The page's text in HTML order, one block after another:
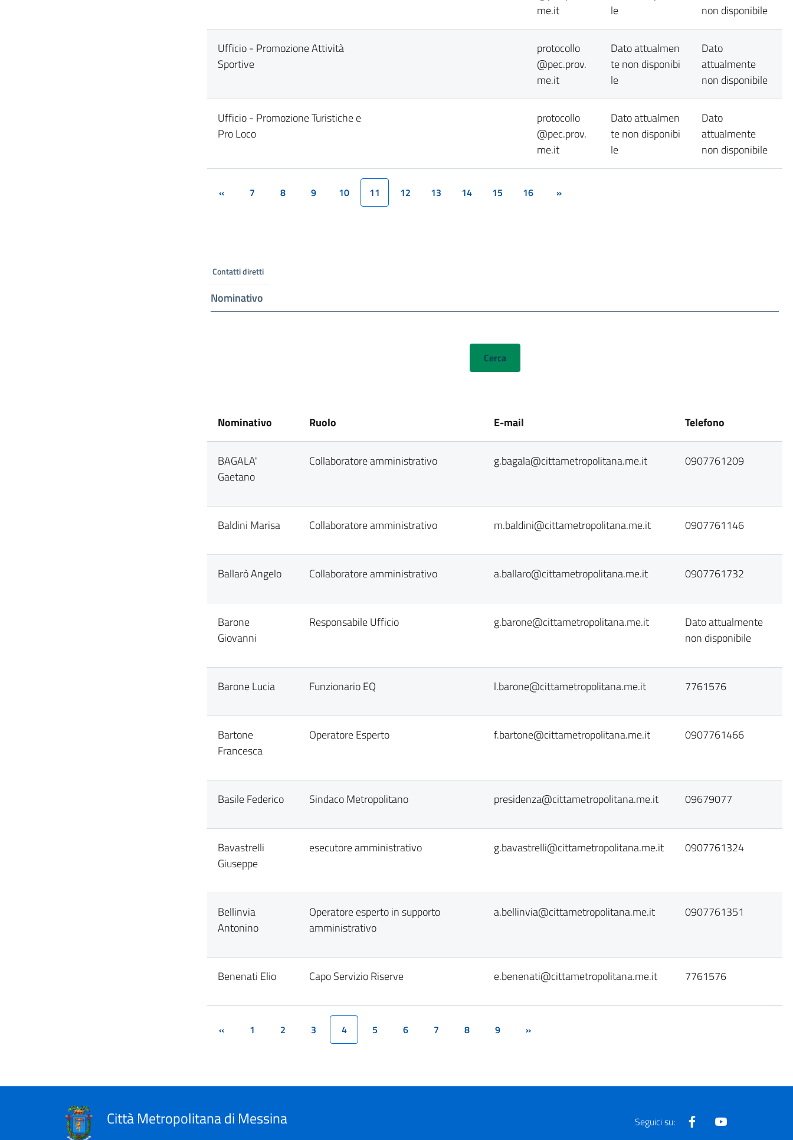
me.it
le
non disponibile
Ufficio - Promozione Attività
Sportive
protocollo
@pec.prov.
me.it
Dato attualmen
te non disponibi
le
Dato
attualmente
non disponibile
Ufficio - Promozione Turistiche e
Pro Loco
protocollo
@pec.prov.
me.it
Dato attualmen
te non disponibi
le
Dato
attualmente
non disponibile
« 7 8 9 10 11(current)
12 13 14 15 16 »
Contatti diretti
Nominativo
Nominativo Ruolo E-mail Telefono
BAGALA'
Gaetano
Collaboratore amministrativo g.bagala@cittametropolitana.me.it 0907761209
Baldini Marisa Collaboratore amministrativo m.baldini@cittametropolitana.me.it 0907761146
Ballarò Angelo Collaboratore amministrativo a.ballaro@cittametropolitana.me.it 0907761732
Barone
Giovanni
Responsabile Ufficio g.barone@cittametropolitana.me.it
Dato attualmente
non disponibile
Barone Lucia Funzionario EQ l.barone@cittametropolitana.me.it 7761576
Bartone
Francesca
Operatore Esperto f.bartone@cittametropolitana.me.it 0907761466
Basile Federico Sindaco Metropolitano presidenza@cittametropolitana.me.it 09679077
Bavastrelli
Giuseppe
esecutore amministrativo g.bavastrelli@cittametropolitana.me.it 0907761324
Bellinvia
Antonino
Operatore esperto in supporto
amministrativo
a.bellinvia@cittametropolitana.me.it 0907761351
Benenati Elio Capo Servizio Riserve e.benenati@cittametropolitana.me.it 7761576
« 1 2 3 4(current)
5 6 7 8 9 »
Città Metropolitana di Messina Seguici su: Facebook